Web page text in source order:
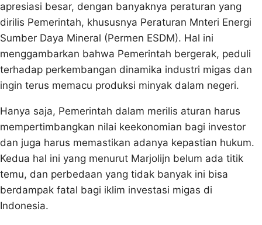
apresiasi besar, dengan banyaknya peraturan yang
dirilis Pemerintah, khususnya Peraturan Mnteri Energi
Sumber Daya Mineral (Permen ESDM). Hal ini
menggambarkan bahwa Pemerintah bergerak, peduli
terhadap perkembangan dinamika industri migas dan
ingin terus memacu produksi minyak dalam negeri.
Hanya saja, Pemerintah dalam merilis aturan harus
mempertimbangkan nilai keekonomian bagi investor
dan juga harus memastikan adanya kepastian hukum.
Kedua hal ini yang menurut Marjolijn belum ada titik
temu, dan perbedaan yang tidak banyak ini bisa
berdampak fatal bagi iklim investasi migas di
Indonesia.